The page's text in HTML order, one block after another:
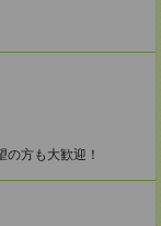
方も大歓迎！